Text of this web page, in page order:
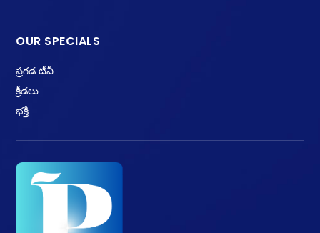
OUR SPECIALS
ప్రగడ టీవీ
క్రీడలు
భక్తి